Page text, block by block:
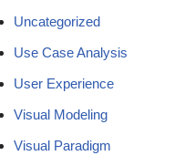
Uncategorized
Use Case Analysis
User Experience
Visual Modeling
Visual Paradigm